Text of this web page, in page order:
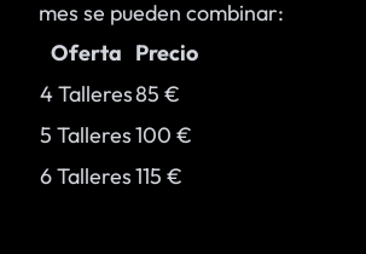
mes se pueden combinar:
Oferta Precio
4 Talleres85 €
5 Talleres100 €
6 Talleres115 €